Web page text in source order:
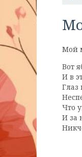
Мой
Вот
И в
Глаз
Что
И за